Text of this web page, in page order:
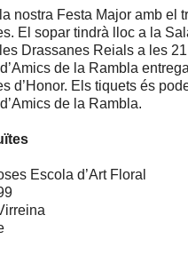
nostra Festa Major amb el
El sopar tindrà lloc a la
Drassanes Reials a les
d’Amics de la Rambla
d’Honor. Els tiquets és
de la Rambla.
Escola d’Art Floral